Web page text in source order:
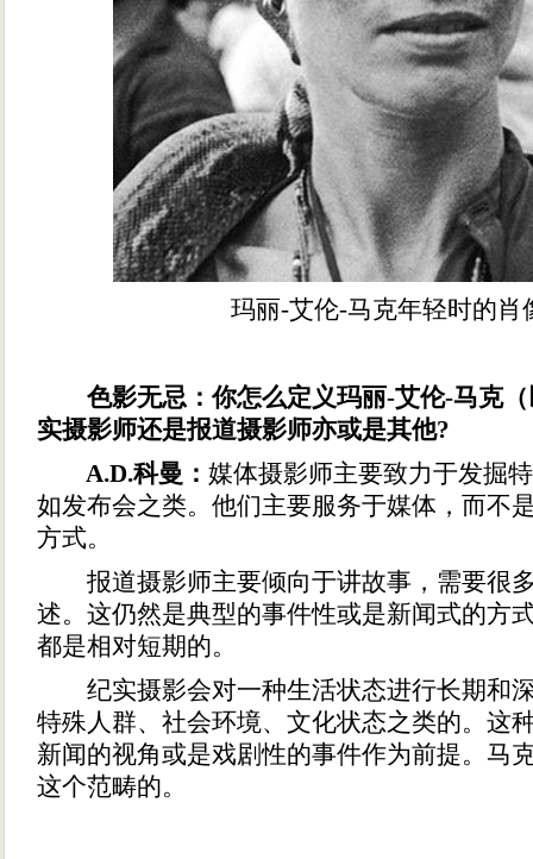
玛丽-艾伦-马克年轻时的
色影无忌：你怎么定义玛丽-艾伦-马克
实摄影师还是报道摄影师亦或是其他?
A.D.科曼： 媒体摄影师主要致力于发掘
如发布会之类。他们主要服务于媒体，而不
方式。
报道摄影师主要倾向于讲故事，需要很
述。这仍然是典型的事件性或是新闻式的方
都是相对短期的。
纪实摄影会对一种生活状态进行长期和
特殊人群、社会环境、文化状态之类的。这
新闻的视角或是戏剧性的事件作为前提。马
这个范畴的。